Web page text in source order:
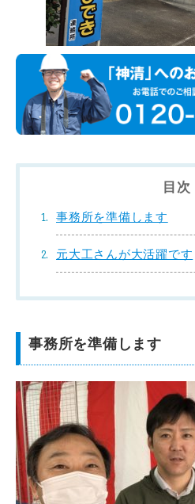
目次
事務所を準備します
元大工さんが大活躍です
事務所を準備します